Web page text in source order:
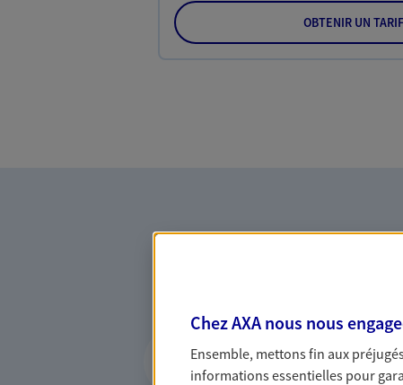
OBTENIR UN
Vous
confiance
Chez AXA nous nous
Ensemble, mettons fin aux
informations essentielles pour